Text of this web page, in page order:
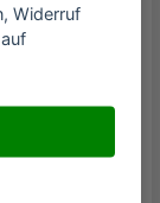
Widerruf